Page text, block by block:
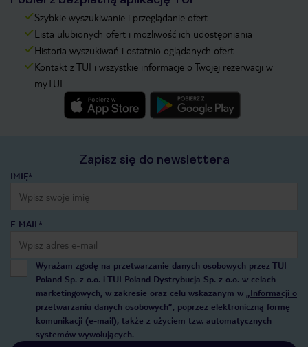
Szybkie wyszukiwanie i przeglądanie ofert
Lista ulubionych ofert i możliwość ich udostępniania
Historia wyszukiwań i ostatnio oglądanych ofert
Kontakt z TUI i wszystkie informacje o Twojej rezerwacji w
myTUI
Zapisz się do newslettera
IMIĘ*
E-MAIL*
Wyrażam zgodę na przetwarzanie danych osobowych przez TUI
Poland Sp. z o.o. i TUI Poland Dystrybucja Sp. z o.o. w celach
marketingowych, w zakresie oraz celu wskazanym w „Informacji o
przetwarzaniu danych osobowych”, poprzez elektroniczną formę
komunikacji (e-mail), także z użyciem tzw. automatycznych
systemów wywołujących.